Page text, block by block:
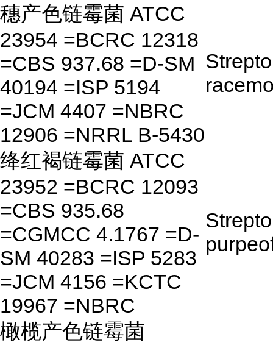
穗产色链霉菌 ATCC
23954 =BCRC 12318
=CBS 937.68 =D-SM
40194 =ISP 5194
=JCM 4407 =NBRC
12906 =NRRL B-5430
绛红褐链霉菌 ATCC
23952 =BCRC 12093
=CBS 935.68
=CGMCC 4.1767 =D-
SM 40283 =ISP 5283
=JCM 4156 =KCTC
19967 =NBRC
橄榄产色链霉菌